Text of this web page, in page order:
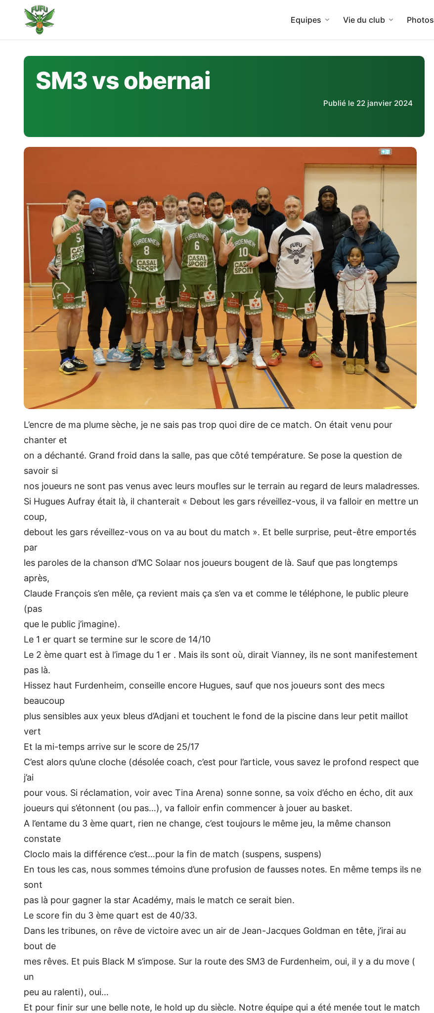
Equipes Vie du club Photos
SM3 vs obernai
Publié le 22 janvier 2024
L’encre de ma plume sèche, je ne sais pas trop quoi dire de ce match. On était venu pour
chanter et
on a déchanté. Grand froid dans la salle, pas que côté température. Se pose la question de
savoir si
nos joueurs ne sont pas venus avec leurs moufles sur le terrain au regard de leurs maladresses.
Si Hugues Aufray était là, il chanterait « Debout les gars réveillez-vous, il va falloir en mettre un
coup,
debout les gars réveillez-vous on va au bout du match ». Et belle surprise, peut-être emportés
par
les paroles de la chanson d’MC Solaar nos joueurs bougent de là. Sauf que pas longtemps
après,
Claude François s’en mêle, ça revient mais ça s’en va et comme le téléphone, le public pleure
(pas
que le public j’imagine).
Le 1 er quart se termine sur le score de 14/10
Le 2 ème quart est à l’image du 1 er . Mais ils sont où, dirait Vianney, ils ne sont manifestement
pas là.
Hissez haut Furdenheim, conseille encore Hugues, sauf que nos joueurs sont des mecs
beaucoup
plus sensibles aux yeux bleus d’Adjani et touchent le fond de la piscine dans leur petit maillot
vert
Et la mi-temps arrive sur le score de 25/17
C’est alors qu’une cloche (désolée coach, c’est pour l’article, vous savez le profond respect que
j’ai
pour vous. Si réclamation, voir avec Tina Arena) sonne sonne, sa voix d’écho en écho, dit aux
joueurs qui s’étonnent (ou pas…), va falloir enfin commencer à jouer au basket.
A l’entame du 3 ème quart, rien ne change, c’est toujours le même jeu, la même chanson
constate
Cloclo mais la différence c’est…pour la fin de match (suspens, suspens)
En tous les cas, nous sommes témoins d’une profusion de fausses notes. En même temps ils ne
sont
pas là pour gagner la star Académy, mais le match ce serait bien.
Le score fin du 3 ème quart est de 40/33.
Dans les tribunes, on rêve de victoire avec un air de Jean-Jacques Goldman en tête, j’irai au
bout de
mes rêves. Et puis Black M s’impose. Sur la route des SM3 de Furdenheim, oui, il y a du move (
un
peu au ralenti), oui…
Et pour finir sur une belle note, le hold up du siècle. Notre équipe qui a été menée tout le match